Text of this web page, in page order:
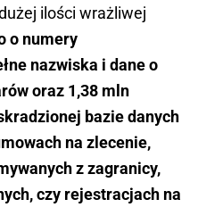
ilości wrażliwej
o numery
nazwiska i dane o
oraz 1,38 mln
bazie danych
na zlecenie,
z zagranicy,
czy rejestracjach na